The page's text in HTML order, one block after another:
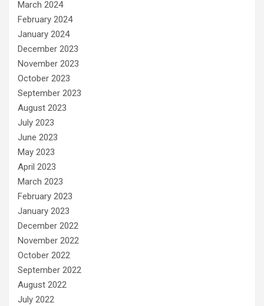
March 2024
February 2024
January 2024
December 2023
November 2023
October 2023
September 2023
August 2023
July 2023
June 2023
May 2023
April 2023
March 2023
February 2023
January 2023
December 2022
November 2022
October 2022
September 2022
August 2022
July 2022